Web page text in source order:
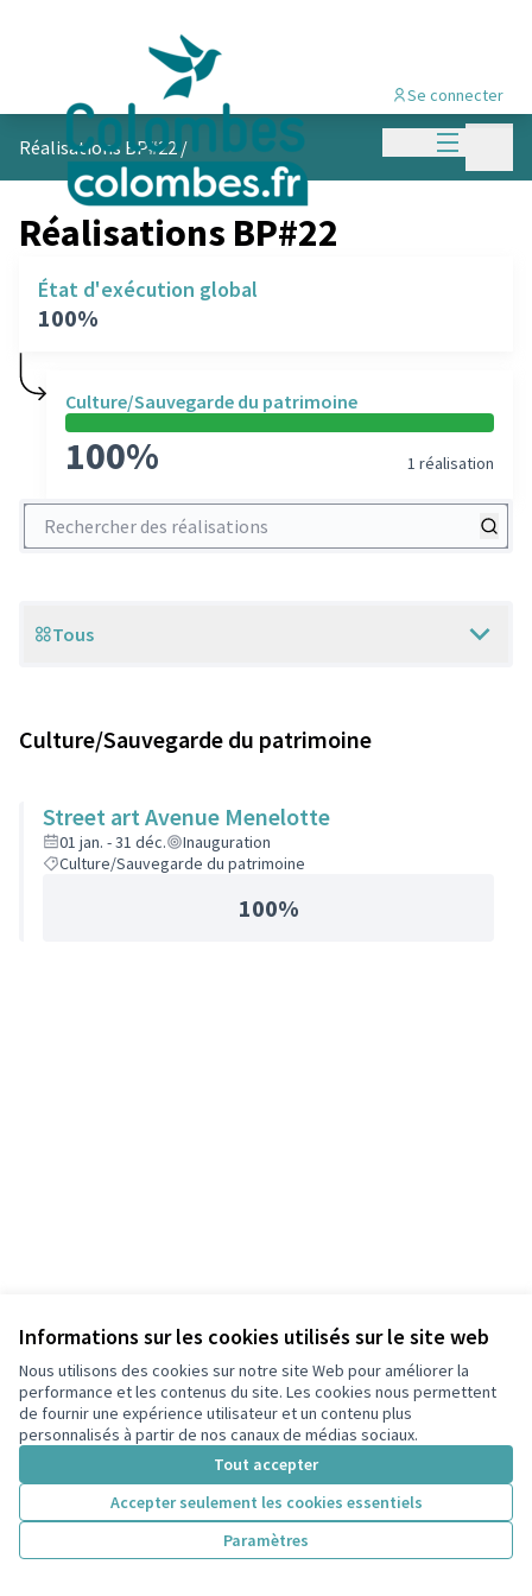
Informations sur les cookies utilisés sur le site web
Nous utilisons des cookies sur notre site Web pour améliorer la
performance et les contenus du site. Les cookies nous permettent
de fournir une expérience utilisateur et un contenu plus
personnalisés à partir de nos canaux de médias sociaux.
Tout accepter
Accepter seulement les cookies essentiels
Paramètres
Menu
Se connecter
Réalisations BP#22/
Réalisations BP#22
État d'exécution global
100%
Culture/Sauvegarde du patrimoine
100% 1 réalisation
Rechercher des réalisations
Scope
Tous
Culture/Sauvegarde du patrimoine
Street art Avenue Menelotte
01 jan. - 31 déc.
Inauguration
Culture/Sauvegarde du patrimoine
100%